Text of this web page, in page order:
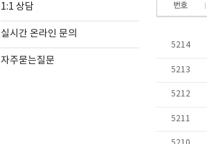
1:1 상담
실시간 온라인 문의
자주묻는질문